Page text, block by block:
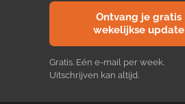
Ontvang je gratis
wekelijkse update
Gratis. Eén e-mail per week.
Uitschrijven kan altijd.